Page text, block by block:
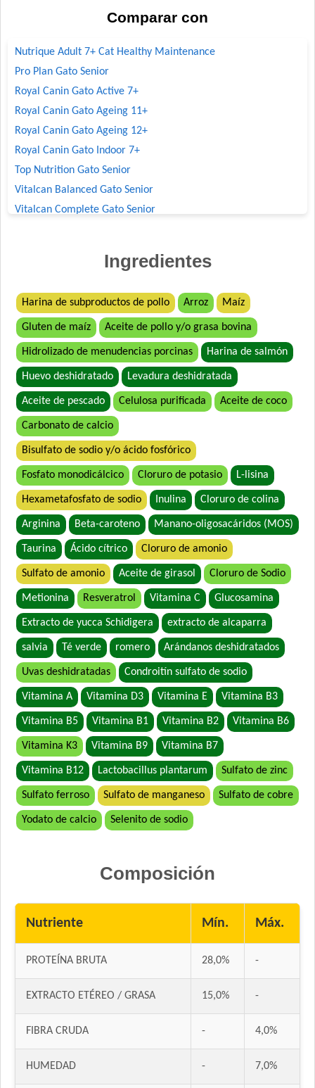
Comparar con
Nutrique Adult 7+ Cat Healthy Maintenance
Pro Plan Gato Senior
Royal Canin Gato Active 7+
Royal Canin Gato Ageing 11+
Royal Canin Gato Ageing 12+
Royal Canin Gato Indoor 7+
Top Nutrition Gato Senior
Vitalcan Balanced Gato Senior
Vitalcan Complete Gato Senior
Ingredientes
Harina de subproductos de pollo Arroz Maíz
Gluten de maíz Aceite de pollo y/o grasa bovina
Hidrolizado de menudencias porcinas Harina de salmón
Huevo deshidratado Levadura deshidratada
Aceite de pescado Celulosa purificada Aceite de coco
Carbonato de calcio
Bisulfato de sodio y/o ácido fosfórico
Fosfato monodicálcico Cloruro de potasio L-lisina
Hexametafosfato de sodio Inulina Cloruro de colina
Arginina Beta-caroteno Manano-oligosacáridos (MOS)
Taurina Ácido cítrico Cloruro de amonio
Sulfato de amonio Aceite de girasol Cloruro de Sodio
Metionina Resveratrol Vitamina C Glucosamina
Extracto de yucca Schidigera extracto de alcaparra
salvia Té verde romero Arándanos deshidratados
Uvas deshidratadas Condroitín sulfato de sodio
Vitamina A Vitamina D3 Vitamina E Vitamina B3
Vitamina B5 Vitamina B1 Vitamina B2 Vitamina B6
Vitamina K3 Vitamina B9 Vitamina B7
Vitamina B12 Lactobacillus plantarum Sulfato de zinc
Sulfato ferroso Sulfato de manganeso Sulfato de cobre
Yodato de calcio Selenito de sodio
Composición
Nutriente Mín. Máx.
PROTEÍNA BRUTA 28,0% -
EXTRACTO ETÉREO / GRASA 15,0% -
FIBRA CRUDA - 4,0%
HUMEDAD - 7,0%